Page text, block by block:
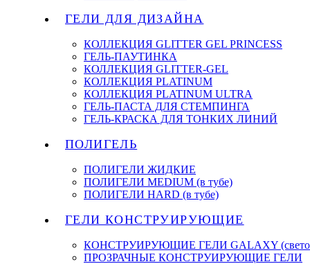
ГЕЛИ ДЛЯ ДИЗАЙНА
КОЛЛЕКЦИЯ GLITTER GEL PRINCESS
ГЕЛЬ-ПАУТИНКА
КОЛЛЕКЦИЯ GLITTER-GEL
КОЛЛЕКЦИЯ PLATINUM
КОЛЛЕКЦИЯ PLATINUM ULTRA
ГЕЛЬ-ПАСТА ДЛЯ СТЕМПИНГА
ГЕЛЬ-КРАСКА ДЛЯ ТОНКИХ ЛИНИЙ
ПОЛИГЕЛЬ
ПОЛИГЕЛИ ЖИДКИЕ
ПОЛИГЕЛИ MEDIUM (в тубе)
ПОЛИГЕЛИ HARD (в тубе)
ГЕЛИ КОНСТРУИРУЮЩИЕ
КОНСТРУИРУЮЩИЕ ГЕЛИ GALAXY
ПРОЗРАЧНЫЕ КОНСТРУИРУЮЩИЕ ГЕЛИ